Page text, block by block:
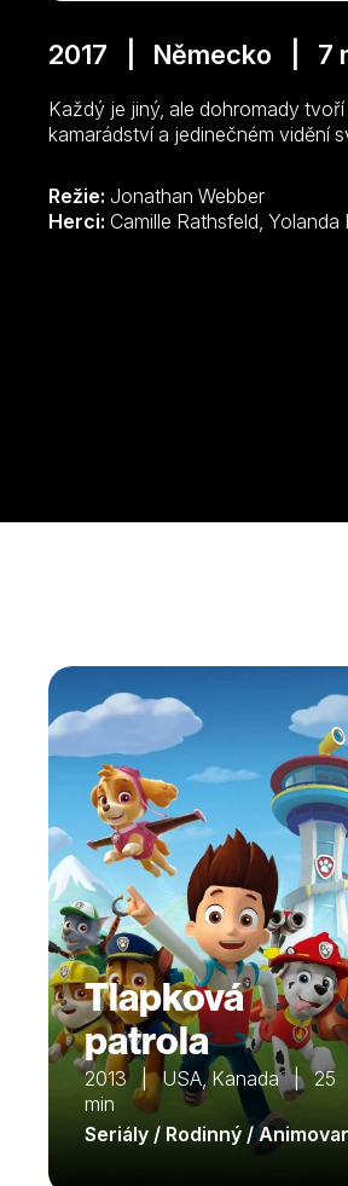
2017 | Německo | 7
Každý je jiný, ale dohromady
kamarádství a jedinečném vidění
Režie: Jonathan Webber
Herci:
Camille Rathsfeld,
Tlapková
patrola
2013 | USA, Kanada | 25
min
Seriály / Rodinný /